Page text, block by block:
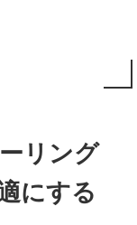
リング
にする